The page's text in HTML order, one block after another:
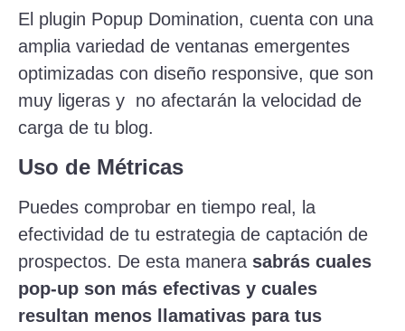
El plugin Popup Domination, cuenta con una
amplia variedad de ventanas emergentes
optimizadas con diseño responsive, que son
muy ligeras y no afectarán la velocidad de
carga de tu blog.
Uso de Métricas
Puedes comprobar en tiempo real, la
efectividad de tu estrategia de captación de
prospectos. De esta manera sabrás cuales
pop-up son más efectivas y cuales
resultan menos llamativas para tus